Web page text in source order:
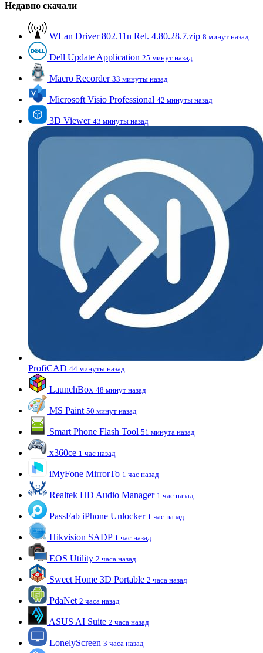
Недавно скачали
WLan Driver 802.11n Rel. 4.80.28.7.zip 8 минут назад
Dell Update Application 25 минут назад
Macro Recorder 33 минуты назад
Microsoft Visio Professional 42 минуты назад
3D Viewer 43 минуты назад
ProfiCAD 44 минуты назад
LaunchBox 48 минут назад
MS Paint 50 минут назад
Smart Phone Flash Tool 51 минута назад
x360ce 1 час назад
iMyFone MirrorTo 1 час назад
Realtek HD Audio Manager 1 час назад
PassFab iPhone Unlocker 1 час назад
Hikvision SADP 1 час назад
EOS Utility 2 часа назад
Sweet Home 3D Portable 2 часа назад
PdaNet 2 часа назад
ASUS AI Suite 2 часа назад
LonelyScreen 3 часа назад